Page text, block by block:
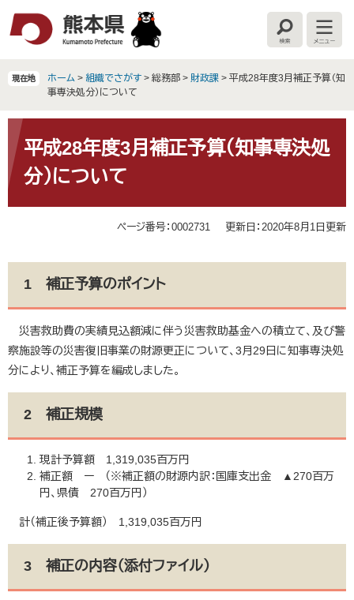
文
へ
検
索
メ
ニ
ー
現在地 ホーム > 組織でさがす > 総務部 > 財政課 > 平成28年度3月補正予算（知
事専決処分）について
文 平成28年度3月補正予算（知事専決処
分）について
ページ番号：0002731 更新日：2020年8月1日更新
1 補正予算のポイント
災害救助費の実績見込額減に伴う災害救助基金への積立て、及び警
察施設等の災害復旧事業の財源更正について、3月29日に知事専決処
分により、補正予算を編成しました。
2 補正規模
現計予算額 1,319,035百万円
補正額 ー （※補正額の財源内訳：国庫支出金 ▲270百万
円、県債 270百万円）
計（補正後予算額） 1,319,035百万円
3 補正の内容（添付ファイル）